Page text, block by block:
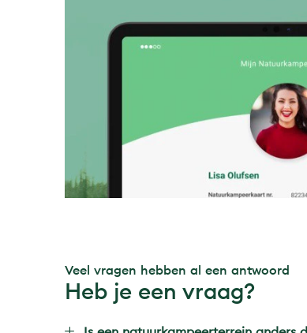
Veel vragen hebben al een antwoord
Heb je een vraag?